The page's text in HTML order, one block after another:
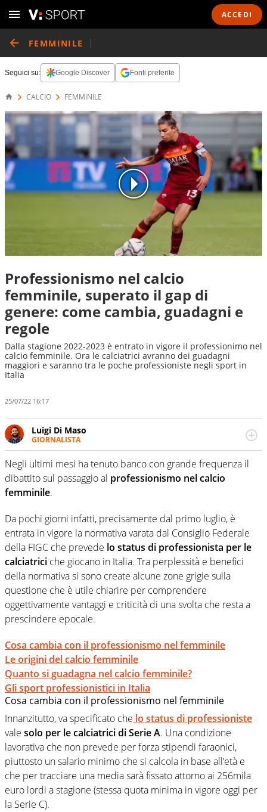
ACCEDI
FEMMINILE
Seguici su: Google Discover Fonti preferite
CALCIO FEMMINILE
Professionismo nel calcio
femminile, superato il gap di
genere: come cambia, guadagni e
regole
Dalla stagione 2022-2023 è entrato in vigore il professionimo nel
calcio femminile. Ora le calciatrici avranno dei guadagni
maggiori e saranno tra le poche professioniste negli sport in
Italia
25/07/22 16:17
Luigi Di Maso
GIORNALISTA
Giornalista sportivo e professionista nel mondo della
comunicazione digitale. Lavora insieme a club, leghe e
brand nel mondo del calcio. È ormai da anni una delle
anime del Social Football Summit di Roma. Per Virgilio
Sport cura gli approfondimenti relativi all’intreccio tra i
Negli ultimi mesi ha tenuto banco con grande frequenza il
dibattito sul passaggio al professionismo nel calcio
femminile.
Da pochi giorni infatti, precisamente dal primo luglio, è
entrata in vigore la normativa varata dal Consiglio Federale
della FIGC che prevede lo status di professionista per le
calciatrici che giocano in Italia. Tra perplessità e benefici
della normativa si sono create alcune zone grigie sulla
questione che è utile chiarire per comprendere
oggettivamente vantaggi e criticità di una svolta che resta a
prescindere epocale.
Cosa cambia con il professionismo nel femminile
Le origini del calcio femminile
Quanto si guadagna nel calcio femminile?
Gli sport professionistici in Italia
Cosa cambia con il professionismo nel femminile
Innanzitutto, va specificato che lo status di professioniste
vale solo per le calciatrici di Serie A. Una condizione
lavorativa che non prevede per forza stipendi faraonici,
piuttosto un salario minimo che si calcola in base all’età e
che per tracciare una media sarà fissato attorno ai 256mila
euro lordi a stagione (stessa quota minima in vigore oggi per
la Serie C).